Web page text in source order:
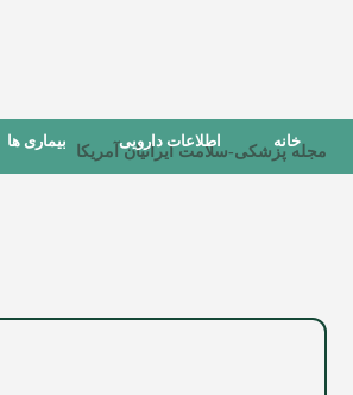
مجله پزشکی-سلامت ایرانیان آمریکا
خانه اطلاعات دارویی بیماری ها